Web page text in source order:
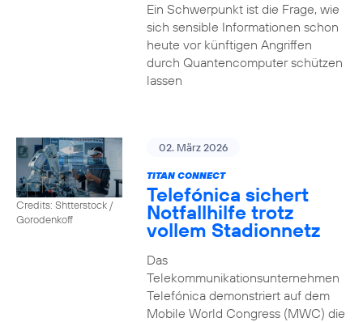
Ein Schwerpunkt ist die Frage, wie
sich sensible Informationen schon
heute vor künftigen Angriffen
durch Quantencomputer schützen
lassen
Credits: Shtterstock /
Gorodenkoff
02. März 2026
TITAN CONNECT
Telefónica sichert
Notfallhilfe trotz
vollem Stadionnetz
Das
Telekommunikationsunternehmen
Telefónica demonstriert auf dem
Mobile World Congress (MWC) die